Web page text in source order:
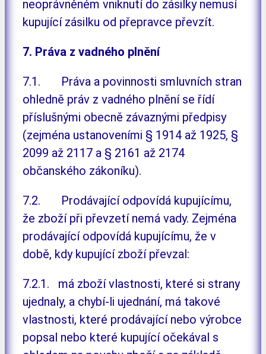
neoprávněném vniknutí do zásilky nemusí
kupující zásilku od přepravce převzít.
7. Práva z vadného plnění
7.1. Práva a povinnosti smluvních stran
ohledně práv z vadného plnění se řídí
příslušnými obecně závaznými předpisy
(zejména ustanoveními § 1914 až 1925, §
2099 až 2117 a § 2161 až 2174
občanského zákoníku).
7.2. Prodávající odpovídá kupujícímu,
že zboží při převzetí nemá vady. Zejména
prodávající odpovídá kupujícímu, že v
době, kdy kupující zboží převzal:
7.2.1. má zboží vlastnosti, které si strany
ujednaly, a chybí-li ujednání, má takové
vlastnosti, které prodávající nebo výrobce
popsal nebo které kupující očekával s